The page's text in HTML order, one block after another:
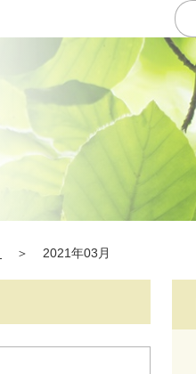
＞ 2021年03月